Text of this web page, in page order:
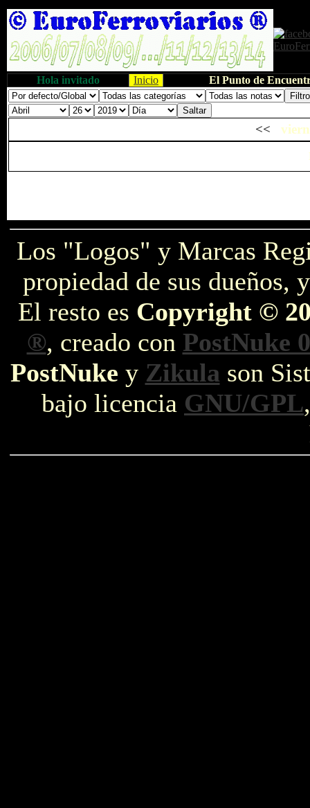
Hola invitado Inicio El Punto de
<<
Los "Logos" y Marcas
propiedad de sus dueños,
El resto es Copyright ©
®, creado con PostNuke
PostNuke y Zikula son
bajo licencia GNU/GPL